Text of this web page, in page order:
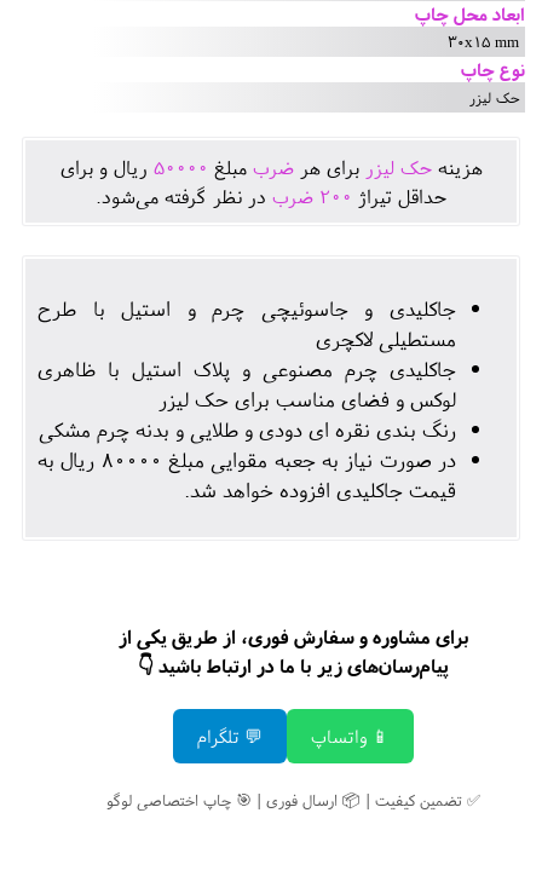
ابعاد محل چاپ
30x15 mm
نوع چاپ
حک لیزر
هزينهحک لیزر برای هرضرب مبلغ 50000 ريال و برای
حداقل تيراژ 200 ضرب در نظر گرفته می‌شود.
جاکلیدی و جاسوئیچی چرم و استیل با طرح
مستطیلی لاکچری
جاکلیدی چرم مصنوعی و پلاک استیل با ظاهری
لوکس و فضای مناسب برای حک لیزر
رنگ بندی نقره ای دودی و طلایی و بدنه چرم مشکی
در صورت نیاز به جعبه مقوایی مبلغ 80000 ریال به
قیمت جاکلیدی افزوده خواهد شد.
برای مشاوره و سفارش فوری، از طریق یکی از
پیام‌رسان‌های زیر با ما در ارتباط باشید 👇
📱 واتساپ 💬 تلگرام
✅ تضمین کیفیت | 📦 ارسال فوری | 🎯 چاپ اختصاصی لوگو